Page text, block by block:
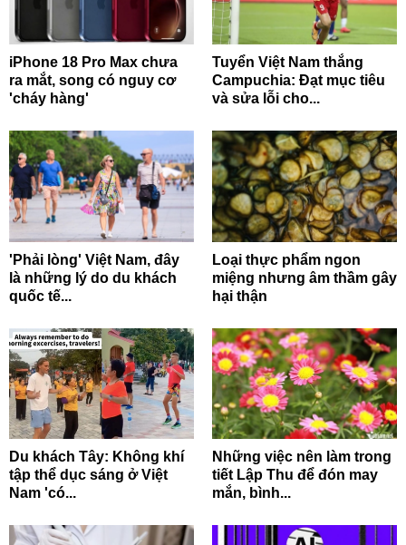
iPhone 18 Pro Max chưa
ra mắt, song có nguy cơ
'cháy hàng'
Tuyển Việt Nam thắng
Campuchia: Đạt mục tiêu
và sửa lỗi cho...
'Phải lòng' Việt Nam, đây
là những lý do du khách
quốc tế...
Loại thực phẩm ngon
miệng nhưng âm thầm gây
hại thận
Du khách Tây: Không khí
tập thể dục sáng ở Việt
Nam 'có...
Những việc nên làm trong
tiết Lập Thu để đón may
mắn, bình...